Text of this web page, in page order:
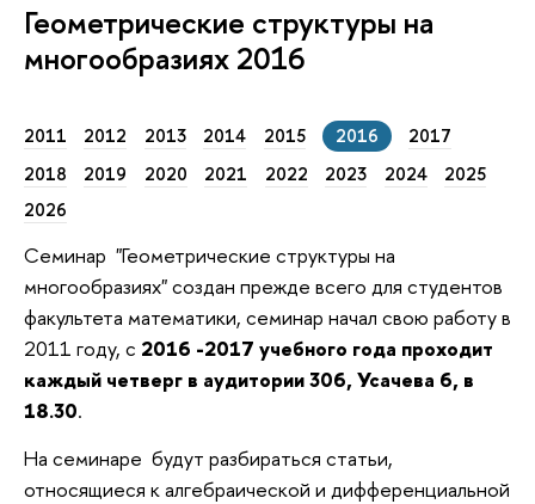
Геометрические структуры на
многообразиях 2016
2011 2012 2013 2014 2015 2016
2017
2018
2019 2020 2021 2022 2023 2024
2025
2026
Семинар "Геометрические структуры на
многообразиях" создан прежде всего для студентов
факультета математики, семинар начал свою работу в
2011 году, с 2016 -2017 учебного года проходит
каждый четверг в аудитории 306, Усачева 6, в
18.30.
На семинаре будут разбираться статьи,
относящиеся к алгебраической и дифференциальной